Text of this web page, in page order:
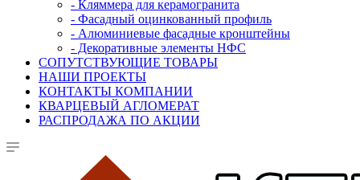
- Кляммера для керамогранита
- Фасадный оцинкованный профиль
- Алюминиевые фасадные кронштейны
- Декоративные элементы НФС
СОПУТСТВУЮЩИЕ ТОВАРЫ
НАШИ ПРОЕКТЫ
КОНТАКТЫ КОМПАНИИ
КВАРЦЕВЫЙ АГЛОМЕРАТ
РАСПРОДАЖА ПО АКЦИИ